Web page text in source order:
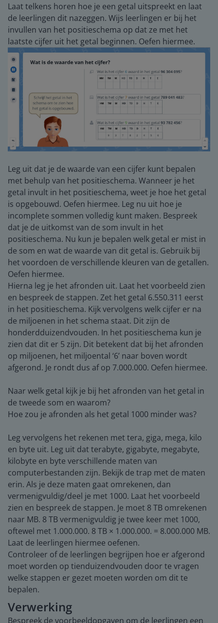
Laat telkens horen hoe je een getal uitspreekt en laat
de leerlingen dit nazeggen. Wijs leerlingen er bij het
invullen van het positieschema op dat ze met het
laatste cijfer uit het getal beginnen. Oefen hiermee.
Leg uit dat je de waarde van een cijfer kunt bepalen
met behulp van het positieschema. Wanneer je het
getal invult in het positieschema, weet je hoe het getal
is opgebouwd. Oefen hiermee. Leg nu uit hoe je
incomplete sommen volledig kunt maken. Bespreek
dat je de uitkomst van de som invult in het
positieschema. Nu kun je bepalen welk getal er mist in
de som en wat de waarde van dit getal is. Gebruik bij
het voordoen de verschillende kleuren van de getallen.
Oefen hiermee.
Hierna leg je het afronden uit. Laat het voorbeeld zien
en bespreek de stappen. Zet het getal 6.550.311 eerst
in het positieschema. Kijk vervolgens welk cijfer er na
de miljoenen in het schema staat. Dit zijn de
honderdduizendvouden. In het positieschema kun je
zien dat dit er 5 zijn. Dit betekent dat bij het afronden
op miljoenen, het miljoental ‘6’ naar boven wordt
afgerond. Je rondt dus af op 7.000.000. Oefen hiermee.
Naar welk getal kijk je bij het afronden van het getal in
de tweede som en waarom?
Hoe zou je afronden als het getal 1000 minder was?
Leg vervolgens het rekenen met tera, giga, mega, kilo
en byte uit. Leg uit dat terabyte, gigabyte, megabyte,
kilobyte en byte verschillende maten van
computerbestanden zijn. Bekijk de trap met de maten
erin. Als je deze maten gaat omrekenen, dan
vermenigvuldig/deel je met 1000. Laat het voorbeeld
zien en bespreek de stappen. Je moet 8 TB omrekenen
naar MB. 8 TB vermenigvuldig je twee keer met 1000,
oftewel met 1.000.000. 8 TB × 1.000.000. = 8.000.000 MB.
Laat de leerlingen hiermee oefenen.
Controleer of de leerlingen begrijpen hoe er afgerond
moet worden op tienduizendvouden door te vragen
welke stappen er gezet moeten worden om dit te
bepalen.
Verwerking
Bespreek de voorbeeldopgaven om de leerlingen een